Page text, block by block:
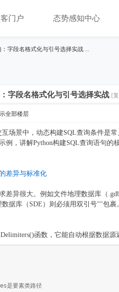
门户 态势感知中心
字段名格式化与引号选择实战 ...
字段名格式化与引号选择实战 [
全部楼层
互场景中，动态构建SQL查询条件是
例，讲解Python构建SQL查询语句
差异与标准化
差异很大。例如文件地理数据库（
数据库（SDE）则必须用双引号""包
函数，它能自动根据数据
要素类路径